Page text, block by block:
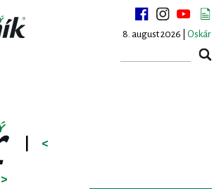
8. august 2026 | Oskár
<
>